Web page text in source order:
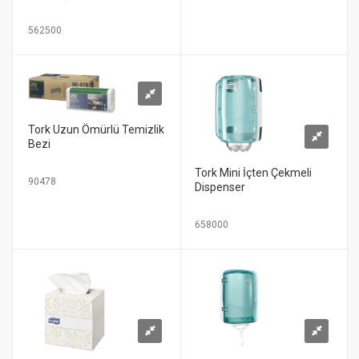
562500
Tork Uzun Ömürlü Temizlik
Bezi
90478
Tork Mini İçten Çekmeli
Dispenser
658000